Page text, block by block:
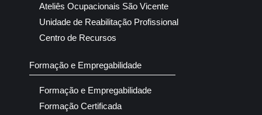
Ateliês Ocupacionais São Vicente
Unidade de Reabilitação Profissional
Centro de Recursos
Formação e Empregabilidade
Formação e Empregabilidade
Formação Certificada